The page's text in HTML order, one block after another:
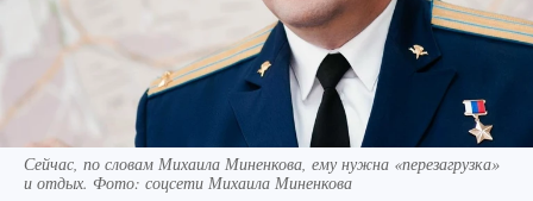
Сейчас, по словам Михаила Миненкова, ему нужна «перезагрузка»
и отдых. Фото: соцсети Михаила Миненкова